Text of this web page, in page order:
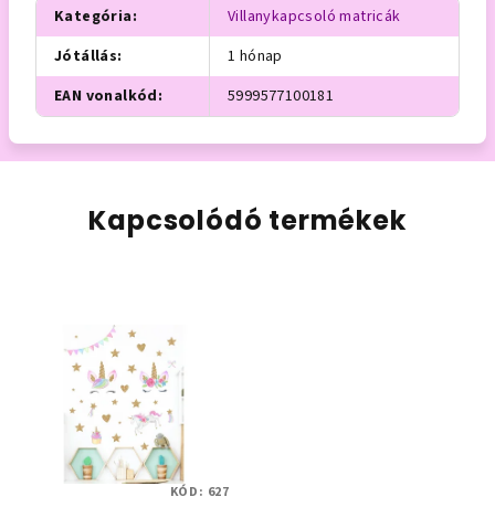
Kategória:
Villanykapcsoló matricák
Jótállás:
1 hónap
EAN vonalkód: 5999577100181
Kapcsolódó termékek
KÓD: 627